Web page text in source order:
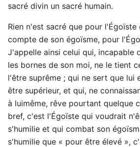
sacré divin un sacré humain.
Rien n'est sacré que pour l'Égoïste
compte de son égoïsme, pour
J'appelle ainsi celui qui, incapable
les bornes de son moi, ne le tient
l'être suprême ; qui ne sert que lui
être supérieur, et qui, ne
à luimême, rêve pourtant quelque
bref, c'est l'Égoïste qui voudrait
s'humilie et qui combat son
s'humilie que « pour être élevé »,